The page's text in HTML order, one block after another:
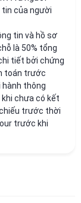
của người
tin và hồ sơ
là 50% tổng
tiết bởi chứng
toán trước
hành thông
chưa có kết
trước thời
trước khi